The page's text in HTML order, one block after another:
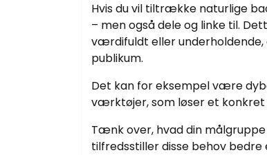
Hvis du vil tiltrække naturlige
– men også dele og linke til.
værdifuldt eller underholdende,
publikum.
Det kan for eksempel være
værktøjer, som løser et
Tænk over, hvad din
tilfredsstiller disse behov